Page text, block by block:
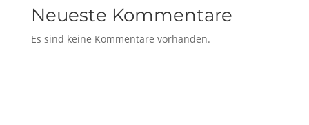
Neueste Kommentare
Es sind keine Kommentare vorhanden.